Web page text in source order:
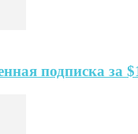
подписка за